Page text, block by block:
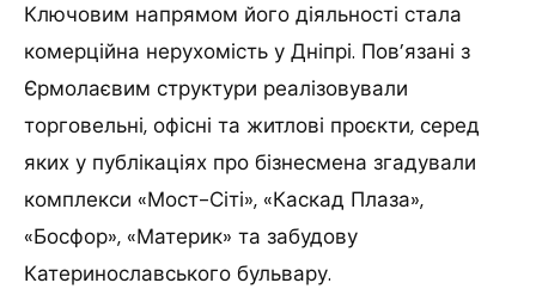
Ключовим напрямом його діяльності стала
комерційна нерухомість у Дніпрі. Пов’язані з
Єрмолаєвим структури реалізовували
торговельні, офісні та житлові проєкти, серед
яких у публікаціях про бізнесмена згадували
комплекси «Мост-Сіті», «Каскад Плаза»,
«Босфор», «Материк» та забудову
Катеринославського бульвару.